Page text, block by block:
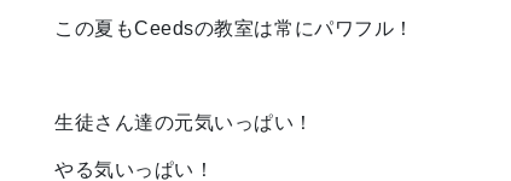
この夏もCeedsの教室は常にパワフル！
生徒さん達の元気いっぱい！
やる気いっぱい！